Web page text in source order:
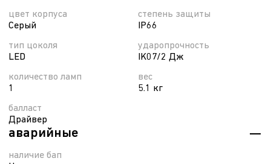
цвет корпуса
Серый
тип цоколя
LED
количество ламп
1
балласт
Драйвер
степень защиты
IP66
ударопрочность
IK07/2 Дж
вес
5.1 кг
аварийные
наличие бап